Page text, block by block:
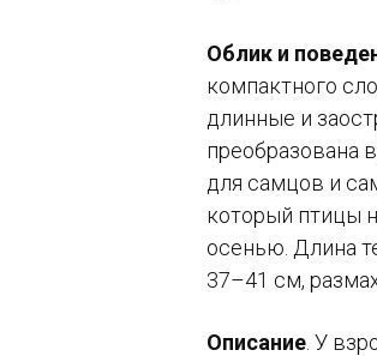
Облик и
компактного
длинные и
преобразована
для самцов и
который птицы
осенью. Длина
37–41 см,
Описание . У